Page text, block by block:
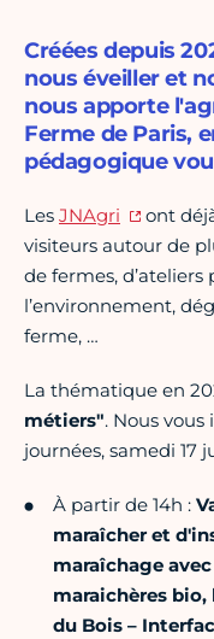
Créées depuis
nous éveiller et
nous apporte
Ferme de Paris,
pédagogique
Les JNAgri
ont
visiteurs autour de
de fermes,
l’environnement,
ferme, …
La thématique en
métiers". Nous vous
journées, samedi 17
À partir de 14h :
maraîcher et
maraîchage
maraichères
du Bois –